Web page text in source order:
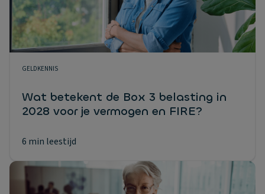
GELDKENNIS
Wat betekent de Box 3 belasting in
2028 voor je vermogen en FIRE?
6 min leestijd